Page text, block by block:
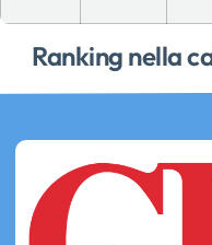
Ranking nella